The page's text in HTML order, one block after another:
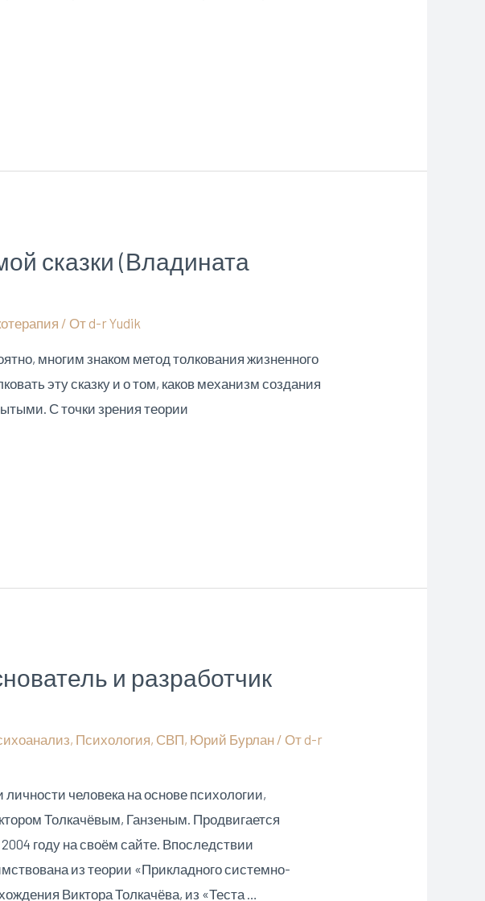
сказки (Владината
/ Отd-r Yudik
многим знаком метод толкования жизненного
эту сказку и о том, каков механизм создания
С точки зрения теории
и разработчик
, Психология, СВП, Юрий Бурлан / Отd-r
человека на основе психологии,
Толкачёвым, Ганзеным. Продвигается
году на своём сайте. Впоследствии
из теории «Прикладного системно-
Виктора Толкачёва, из «Теста …